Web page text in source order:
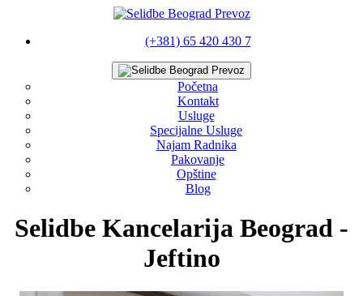
(+381) 65 420 430 7
Početna
Kontakt
Usluge
Specijalne Usluge
Najam Radnika
Pakovanje
Opštine
Blog
Selidbe Kancelarija Beograd -
Jeftino